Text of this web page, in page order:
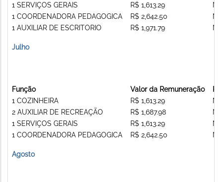
1 SERVIÇOS GERAIS
1 COORDENADORA PEDAGOGICA
1 AUXILIAR DE ESCRITORIO
R$ 1,613.29
R$ 2,642.50
R$ 1,971.79
Julho
Função
1 COZINHEIRA
2 AUXILIAR DE RECREAÇÃO
1 SERVIÇOS GERAIS
1 COORDENADORA PEDAGOGICA
Valor da Remuneração
R$ 1,613.29
R$ 1,687.98
R$ 1,613.29
R$ 2,642.50
Agosto